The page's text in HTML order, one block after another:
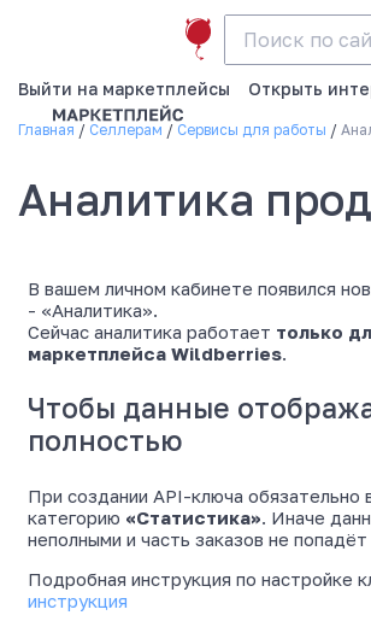
Выйти на маркетплейсы Открыть
Главная Селлерам Сервисы для работы
Аналитика